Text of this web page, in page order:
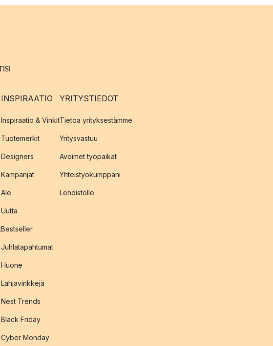
INSPIRAATIO
Inspiraatio & Vinkit
Tuotemerkit
Designers
Kampanjat
Ale
Uutta
Bestseller
Juhlatapahtumat
Huone
Lahjavinkkejä
Nest Trends
Black Friday
Cyber Monday
YRITYSTIEDOT
Tietoa yrityksestämme
Yritysvastuu
Avoimet työpaikat
Yhteistyökumppani
Lehdistölle